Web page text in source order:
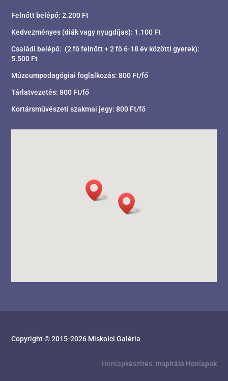
Felnőtt belépő: 2.200 Ft
Kedvezményes (diák vagy nyugdíjas): 1.100 Ft
Családi belépő: (2 fő felnőtt + 2 fő 6-18 év közötti gyerek):
5.500 Ft
Múzeumpedagógiai foglalkozás: 800 Ft/fő
Tárlatvezetés: 800 Ft/fő
Kortársművészeti szakmai jegy: 800 Ft/fő
Copyright © 2015-2026 Miskolci Galéria
Honlapkészítés: Inspiráló Honlapok